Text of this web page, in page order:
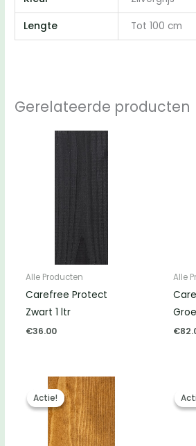
Lengte Tot 100 cm
Gerelateerde producten
Alle Producten
Carefree Protect
Zwart 1 ltr
€36.00
Alle
€
Actie!
Actie!